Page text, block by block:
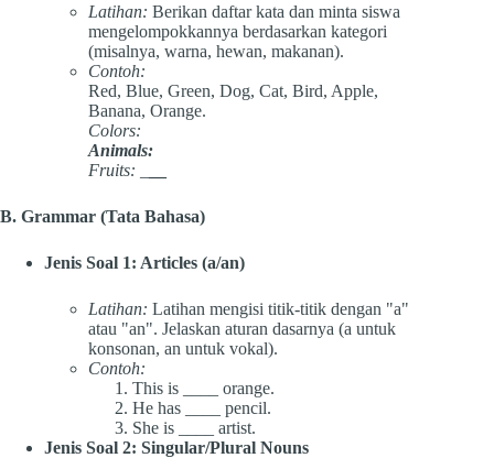
Latihan: Berikan daftar kata dan minta siswa
mengelompokkannya berdasarkan kategori
(misalnya, warna, hewan, makanan).
Contoh:
Red, Blue, Green, Dog, Cat, Bird, Apple,
Banana, Orange.
Colors:
Animals:
Fruits:
B. Grammar (Tata Bahasa)
Jenis Soal 1: Articles (a/an)
Latihan: Latihan mengisi titik-titik dengan "a"
atau "an". Jelaskan aturan dasarnya (a untuk
konsonan, an untuk vokal).
Contoh:
This is ____ orange.
He has ____ pencil.
She is ____ artist.
Jenis Soal 2: Singular/Plural Nouns